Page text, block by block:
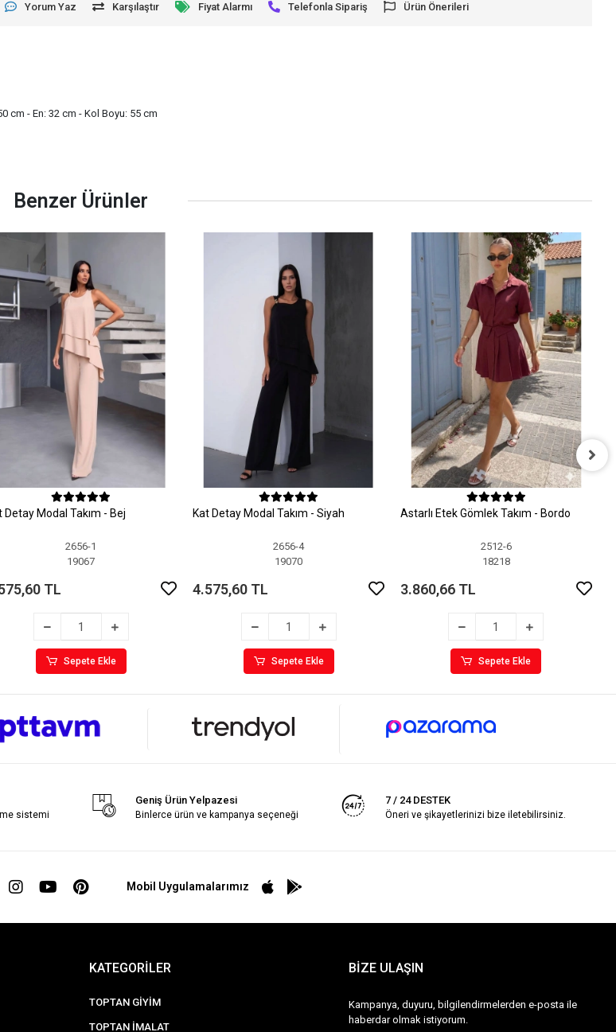
Yorum Yaz Karşılaştır Fiyat Alarmı Telefonla Sipariş Ürün Önerileri
cm - En: 32 cm - Kol Boyu: 55 cm
Benzer Ürünler
Detay Modal Takım - Bej
2656-1
19067
TL
Sepete Ekle
Kat Detay Modal Takım - Siyah
2656-4
19070
4.575,60 TL
Sepete Ekle
Astarlı Etek Gömlek Takım - Bordo
2512-6
18218
3.860,66 TL
Sepete Ekle
sistemi
Geniş Ürün Yelpazesi
Binlerce ürün ve kampanya seçeneği
7 / 24 DESTEK
Öneri ve şikayetlerinizi bize iletebilirsiniz.
Mobil Uygulamalarımız
KATEGORİLER
TOPTAN GİYİM
TOPTAN İMALAT
BİZE ULAŞIN
Kampanya, duyuru, bilgilendirmelerden e-posta ile
haberdar olmak istiyorum.